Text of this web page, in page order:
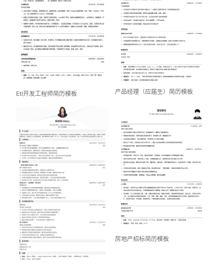
Etl开发工程师简历模板 产品经理（应届生）简历模板
房地产招标简历模板